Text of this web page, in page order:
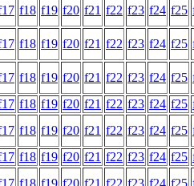
f18 f19 f20 f21 f22 f23 f24 f25
f18 f19 f20 f21 f22 f23 f24 f25
f18 f19 f20 f21 f22 f23 f24 f25
f18 f19 f20 f21 f22 f23 f24 f25
f18 f19 f20 f21 f22 f23 f24 f25
f18 f19 f20 f21 f22 f23 f24 f25